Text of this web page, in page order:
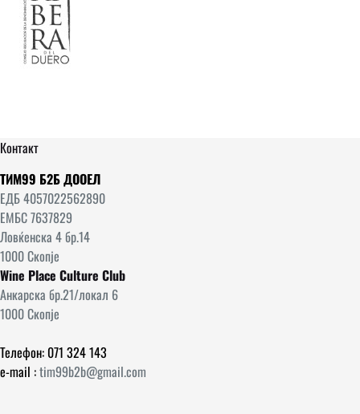
Контакт
ТИМ99 Б2Б ДООЕЛ
ЕДБ 4057022562890
ЕМБС 7637829
Ловќенска 4 бр.14
1000 Скопје
Wine Place Culture Club
Анкарска бр.21/локал 6
1000 Скопје
Телефон: 071 324 143
e-mail :tim99b2b@gmail.com